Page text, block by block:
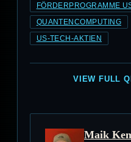
FÖRDERPROGRAMME
QUANTENCOMPUTING
US-TECH-AKTIEN
VIEW FULL
Maik